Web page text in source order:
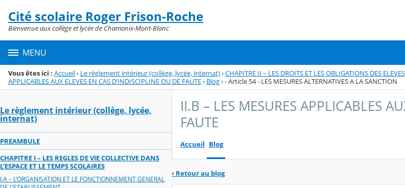
Menu de la rubrique
Contenu
Cité scolaire Roger Frison-Roche
Bienvenue aux collège et lycée de Chamonix-Mont-Blanc
MENU
Vous êtes ici : Accueil› Le règlement intérieur (collège, lycée, internat)›CHAPITRE II – LES DROITS ET LES OBLIGATIONS DES
APPLICABLES AUX ELEVES EN CAS D’INDISCIPLINE OU DE FAUTE› Blog›- Article 54 - LES MESURES ALTERNATIVES A LA SANCTION
Le règlement intérieur (collège, lycée,
internat)
PREAMBULE
CHAPITRE I – LES REGLES DE VIE COLLECTIVE DANS
L’ESPACE ET LE TEMPS SCOLAIRES
I.A – L’ORGANISATION ET LE FONCTIONNEMENT GENERAL
II.B – LES MESURES APPLICABLES
FAUTE
Accueil Blog
‹ Retour au blog